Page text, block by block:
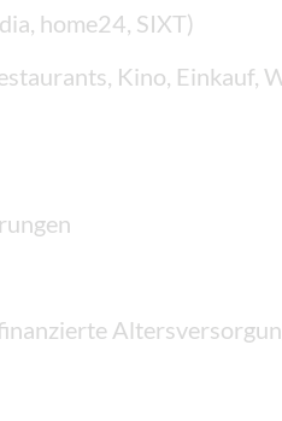
home24, SIXT)
Kino, Einkauf,